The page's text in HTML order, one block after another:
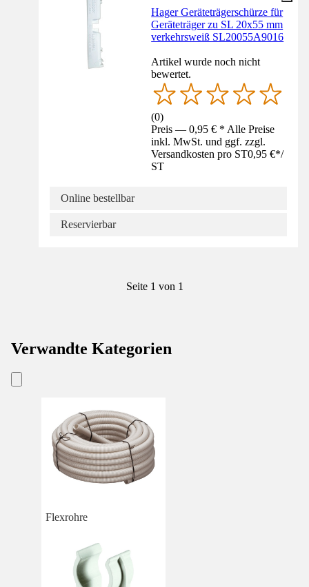
Hager Geräteträgerschürze für
Geräteträger zu SL 20x55 mm
verkehrsweiß SL20055A9016
Artikel wurde noch nicht
bewertet.
(0)
Preis — 0,95 € * Alle Preise
inkl. MwSt. und ggf. zzgl.
Versandkosten pro ST0,95 €*/
ST
Online bestellbar
Reservierbar
Seite 1 von 1
Verwandte Kategorien
Flexrohre